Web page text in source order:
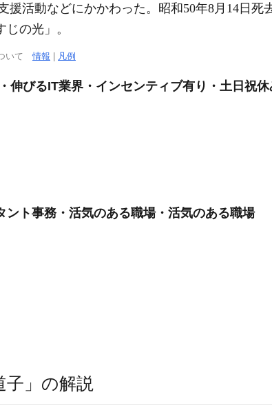
援活動などにかかわった。昭和50年8月14日死
の光」。
ついて情報 | 凡例
伸びるIT業界・インセンティブ有り・土日祝休
ント事務・活気のある職場・活気のある職場
子」の解説